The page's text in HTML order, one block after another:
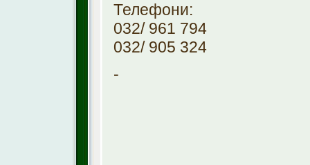
Телефони:
032/ 961 794
032/ 905 324
-